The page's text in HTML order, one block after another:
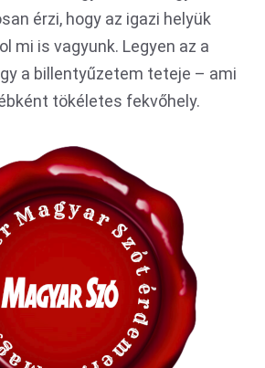
érzi, hogy az igazi helyük
mi is vagyunk. Legyen az a
a billentyűzetem teteje – ami
tökéletes fekvőhely.